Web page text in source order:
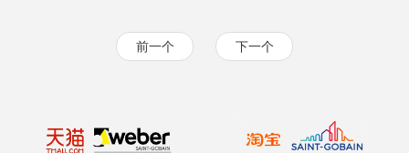
前一个 下一个